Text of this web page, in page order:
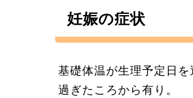
妊娠の症状
基礎体温が生理予定日
過ぎたころから有り。